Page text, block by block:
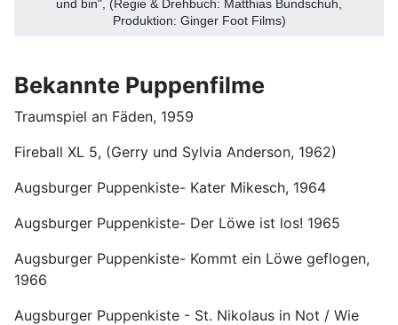
und bin", (Regie & Drehbuch: Matthias Bundschuh,
Produktion: Ginger Foot Films)
Bekannte Puppenfilme
Traumspiel an Fäden, 1959
Fireball XL 5, (Gerry und Sylvia Anderson, 1962)
Augsburger Puppenkiste- Kater Mikesch, 1964
Augsburger Puppenkiste- Der Löwe ist los! 1965
Augsburger Puppenkiste- Kommt ein Löwe geflogen,
1966
Augsburger Puppenkiste - St. Nikolaus in Not / Wie